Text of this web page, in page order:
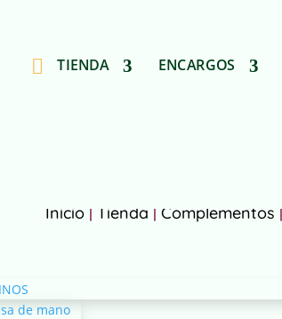
TIENDA ENCARGOS
Inicio| Tienda | Complementos |